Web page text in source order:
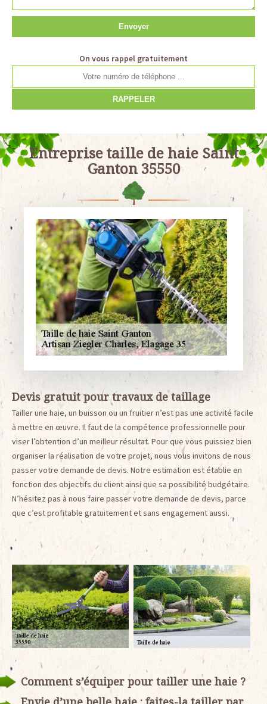
On vous rappel gratuitement
Entreprise taille de haie Saint
Ganton 35550
Devis gratuit pour travaux de taillage
Tailler une haie, un buisson ou un fruitier n’est pas une activité facile
à mettre en œuvre. Il faut de la compétence professionnelle pour
viser l’obtention d’un meilleur résultat. Pour que vous puissiez bien
organiser la réalisation de votre projet, nous vous invitons de nous
passer votre demande de devis. Notre estimation est établie en
fonction des objectifs du client ainsi que sa possibilité budgétaire.
N’hésitez pas à nous faire passer votre demande de devis, parce
que c’est profitable gratuitement et sans engagement aussi.
Comment s’équiper pour tailler une haie ?